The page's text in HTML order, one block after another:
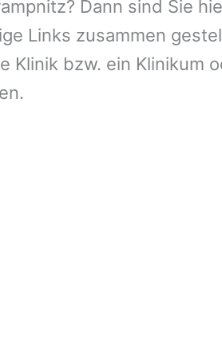
Dann sind Sie
Links zusammen
Klinik bzw. ein Klinikum